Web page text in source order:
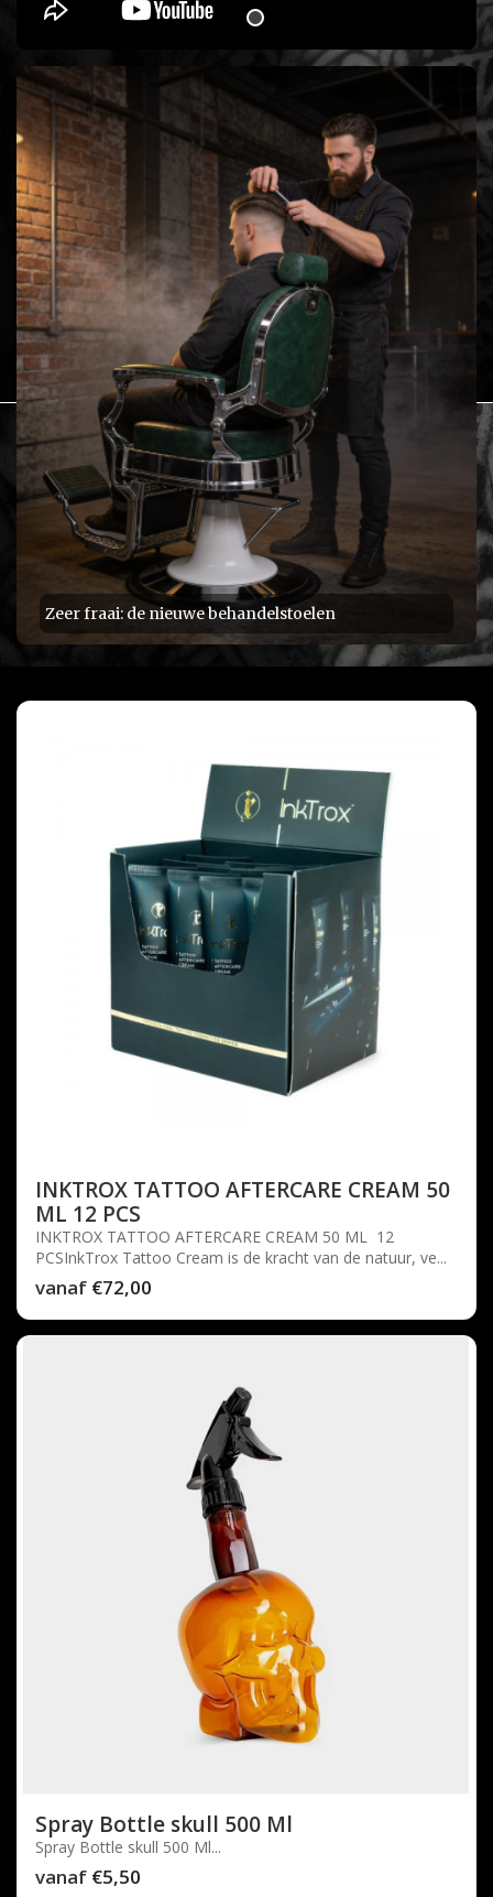
Zeer fraai: de nieuwe behandelstoelen
INKTROX TATTOO AFTERCARE CREAM 50
ML 12 PCS
INKTROX TATTOO AFTERCARE CREAM 50 ML 12
PCSInkTrox Tattoo Cream is de kracht van de natuur, ve...
vanaf €72,00
Spray Bottle skull 500 Ml
Spray Bottle skull 500 Ml...
vanaf €5,50